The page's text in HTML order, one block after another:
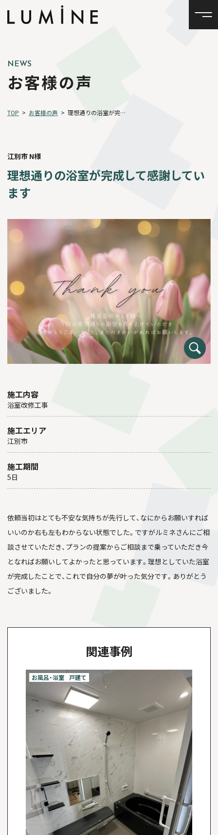
NEWS
お客様の声
TOP > お客様の声 > 理想通りの浴室が完成して感謝しています
江別市 N様
理想通りの浴室が完成して感謝してい
ます
施工内容
浴室改修工事
施工エリア
江別市
施工期間
5日
依頼当初はとても不安な気持ちが先行して、なにからお願いすれば
いいのか右も左もわからない状態でした。ですがルミネさんにご相
談させていただき、プランの提案からご相談まで乗っていただき今
となればお願いしてよかったと思っています。理想としていた浴室
が完成したことで、これで自分の夢が叶った気分です。ありがとう
ございました。
関連事例
お風呂・浴室 戸建て